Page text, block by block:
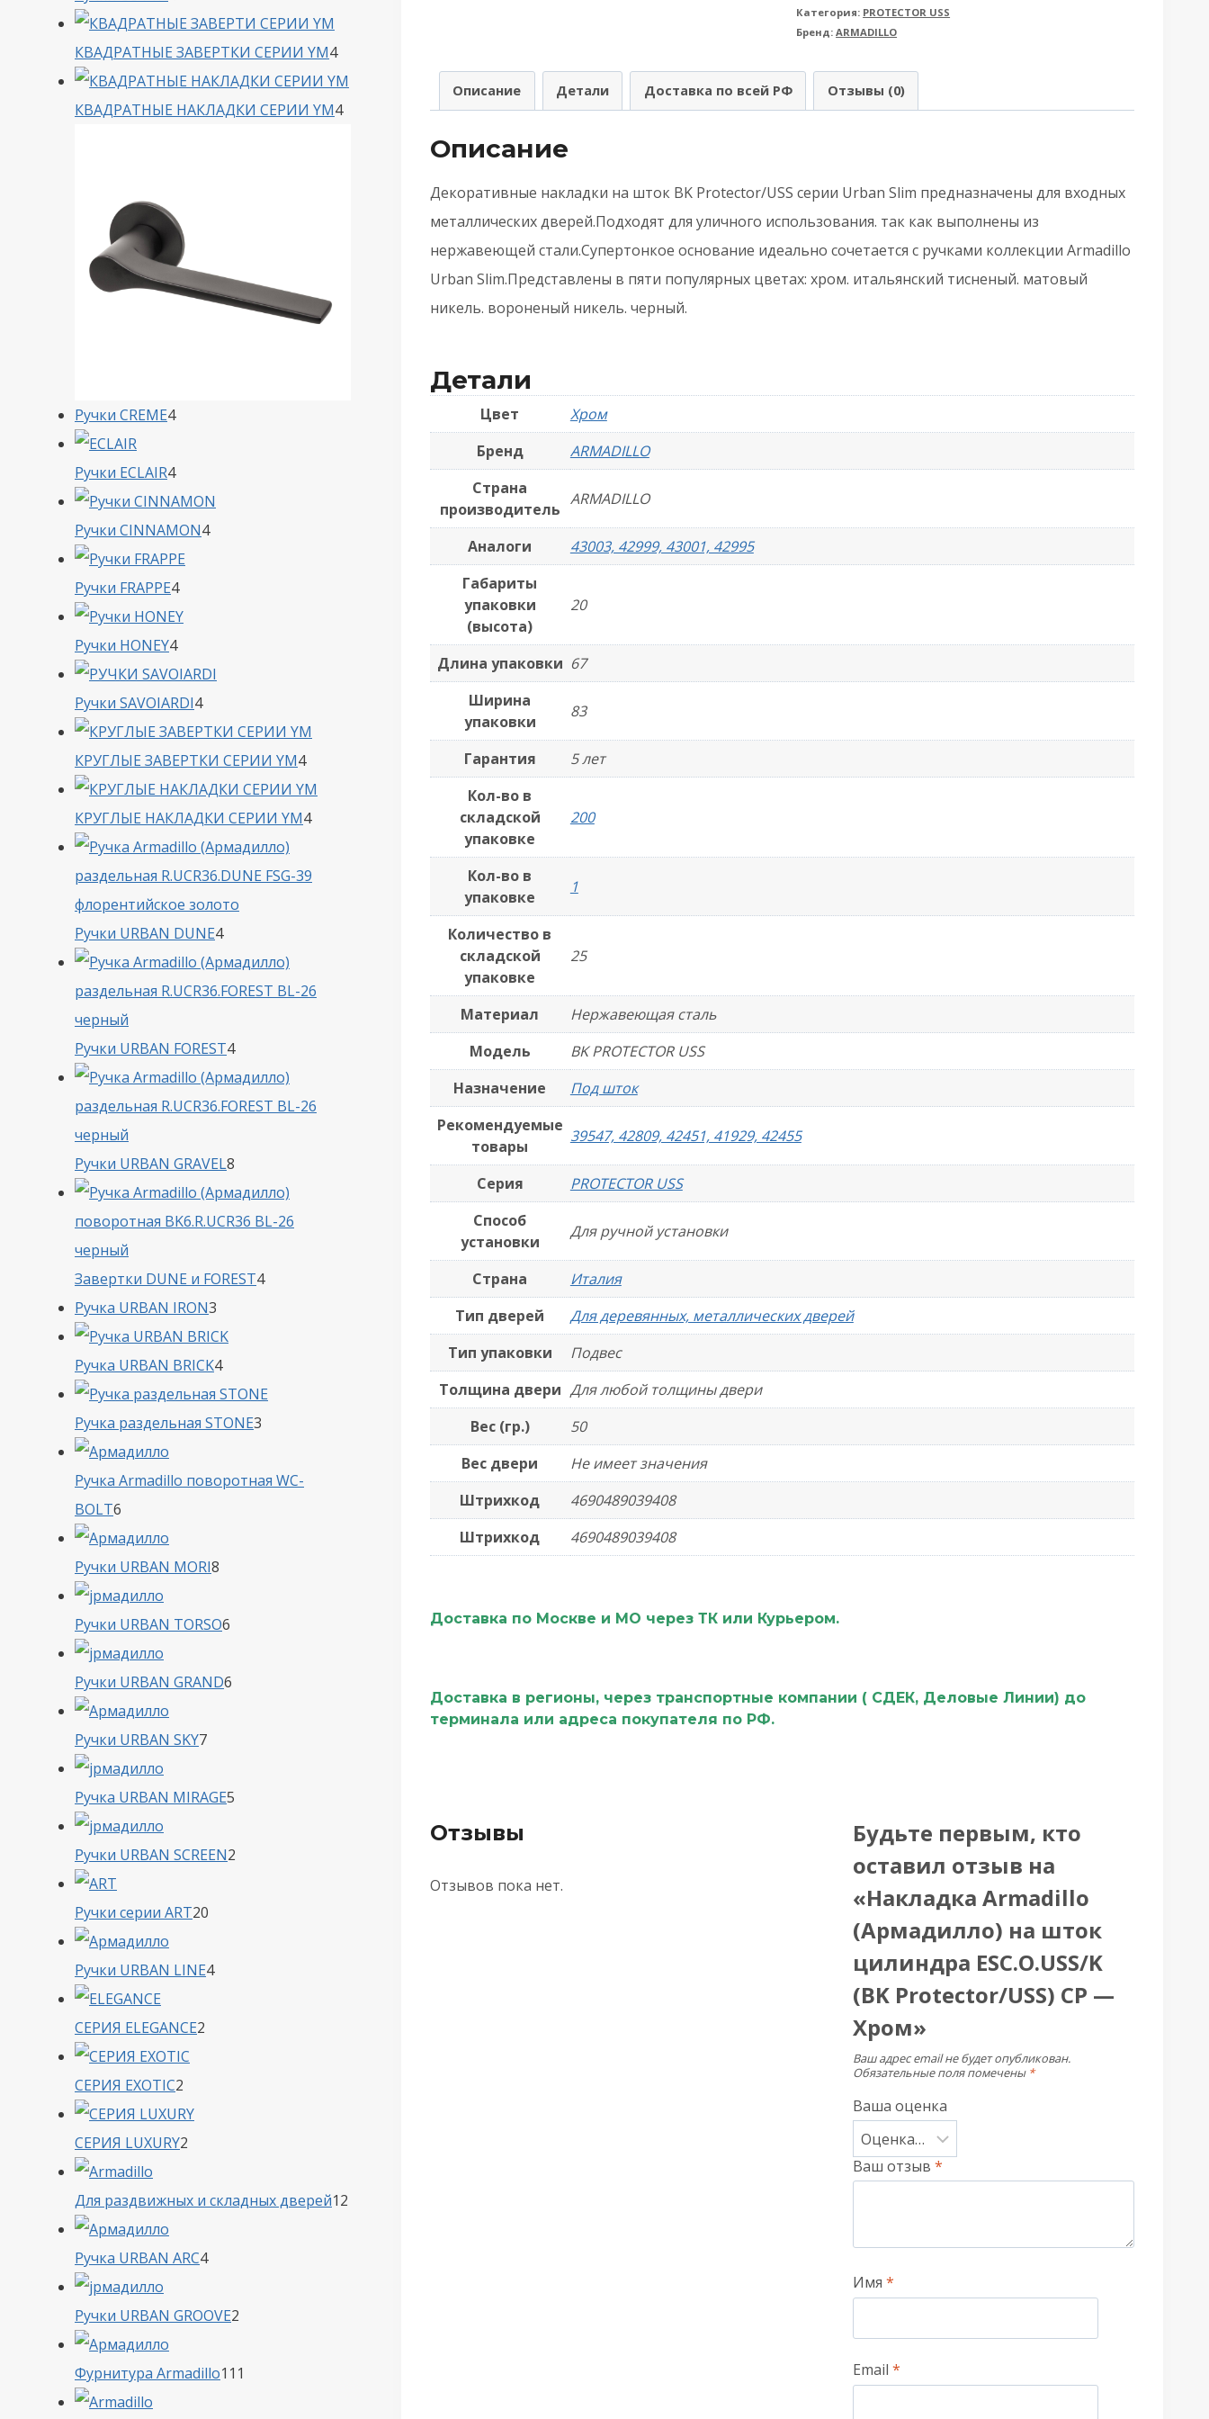
Armadillo
на
(BK
Protector/USS)
CP
-
Категория: PROTECTOR USS
Бренд:ARMADILLO
Описание Детали Доставка по всей РФ Отзывы (0)
Описание
Декоративные накладки на шток BK Protector/USS серии Urban Slim предназначены для входных
металлических дверей.Подходят для уличного использования. так как выполнены из
нержавеющей стали.Супертонкое основание идеально сочетается с ручками коллекции Armadillo
Urban Slim.Представлены в пяти популярных цветах: хром. итальянский тисненый. матовый
никель. вороненый никель. черный.
Детали
Цвет
Хром
Бренд
ARMADILLO
Страна
производитель
ARMADILLO
Аналоги
43003, 42999, 43001, 42995
Габариты
упаковки
(высота)
20
Длина упаковки 67
Ширина
упаковки
83
Гарантия
5 лет
Кол-во в
складской
упаковке
200
Кол-во в
упаковке
1
Количество в
складской
упаковке
25
Материал
Нержавеющая сталь
Модель
BK PROTECTOR USS
Назначение
Под шток
Рекомендуемые
товары
39547, 42809, 42451, 41929, 42455
Серия
PROTECTOR USS
Способ
установки
Для ручной установки
Страна
Италия
Тип дверей
Для деревянных, металлических дверей
Тип упаковки
Подвес
Толщина двери Для любой толщины двери
Вес (гр.)
50
Вес двери
Не имеет значения
Штрихкод
4690489039408
Штрихкод
4690489039408
Доставка по Москве и МО через ТК или Курьером.
Доставка в регионы, через транспортные компании ( СДЕК, Деловые Линии) до
терминала или адреса покупателя по РФ.
Отзывы
Отзывов пока нет.
Будьте первым, кто
оставил отзыв на
«Накладка Armadillo
(Армадилло) на шток
цилиндра ESC.O.USS/K
(BK Protector/USS) CP —
Хром»
Ваш адрес email не будет опубликован.
Обязательные поля помечены *
Ваша оценка
Ваш отзыв *
Имя *
Email *
товара
КВАДРАТНЫЕ ЗАВЕРТКИ СЕРИИ YM44
товара
КВАДРАТНЫЕ НАКЛАДКИ СЕРИИ YM44
Ручки CREME44
Ручки ECLAIR44
товара
Ручки CINNAMON44
Ручки FRAPPE44
товара
Ручки HONEY44
товара
Ручки SAVOIARDI44
товара
КРУГЛЫЕ ЗАВЕРТКИ СЕРИИ YM44
товара
КРУГЛЫЕ НАКЛАДКИ СЕРИИ YM44
Ручки URBAN DUNE44
товара
Ручки URBAN FOREST44
товара
Ручки URBAN GRAVEL8
товаров
Завертки DUNE и FOREST44
Ручка URBAN IRON3
товара
Ручка URBAN BRICK44
товара
Ручка раздельная STONE3
Ручка Armadillo поворотная WC-
BOLT6
товаров
Ручки URBAN MORI8
Ручки URBAN TORSO6
Ручки URBAN GRAND6
Ручки URBAN SKY77
Ручка URBAN MIRAGE5
Ручки URBAN SCREEN2
Ручки серии ART20
Ручки URBAN LINE44
СЕРИЯ ELEGANCE2
СЕРИЯ EXOTIC2
товара
СЕРИЯ LUXURY2
Для раздвижных и складных дверей12
Ручка URBAN ARC44
Ручки URBAN GROOVE2
Фурнитура Armadillo111